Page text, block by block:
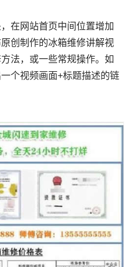
在网站首页中间位置增加
创制作的冰箱维修讲解视
法，或一些常规操作。如
个视频画面+标题描述的链